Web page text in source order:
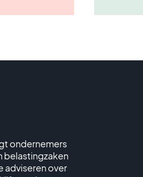
ondernemers
belastingzaken
adviseren over